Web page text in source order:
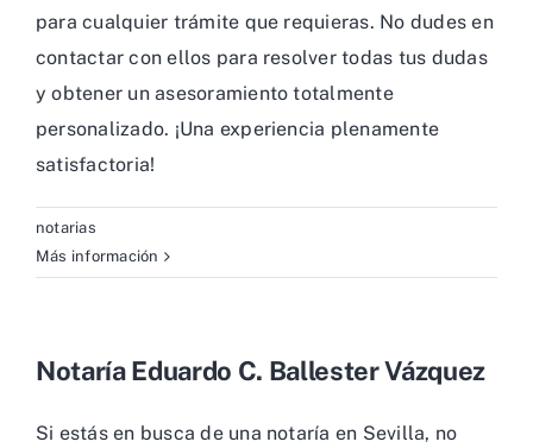
para cualquier trámite que requieras. No dudes en
contactar con ellos para resolver todas tus dudas
y obtener un asesoramiento totalmente
personalizado. ¡Una experiencia plenamente
satisfactoria!
notarias
Más información
Notaría Eduardo C. Ballester Vázquez
Si estás en busca de una notaría en Sevilla, no